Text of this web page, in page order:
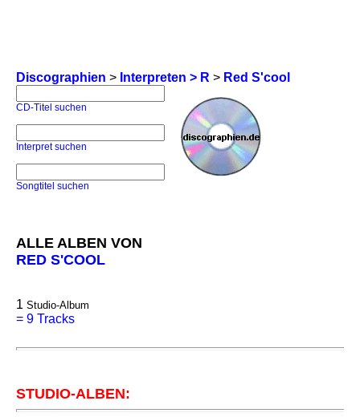
Discographien > Interpreten > R > Red S'cool
CD-Titel suchen
Interpret suchen
Songtitel suchen
ALLE ALBEN VON
RED S'COOL
1 Studio-Album
= 9 Tracks
STUDIO-ALBEN: